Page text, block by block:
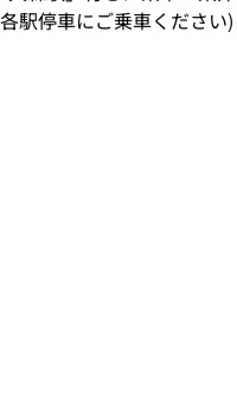
停車にご乗車ください)